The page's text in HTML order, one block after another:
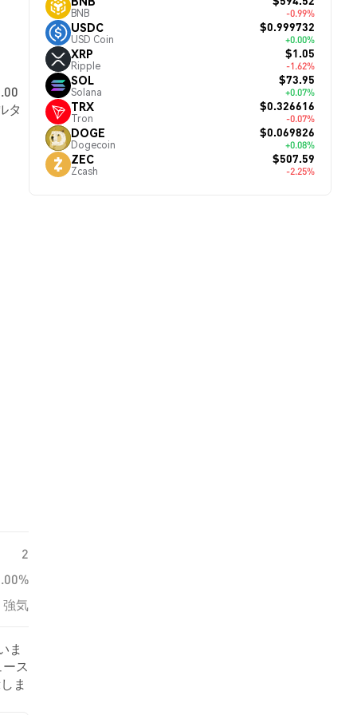
タ
2
強気
ま
ス
ま
BNB -0.99%
USDC
USD Coin
$0.999732
+0.00%
XRP
Ripple
$1.05
-1.62%
SOL
Solana
$73.95
+0.07%
TRX
Tron
$0.326616
-0.07%
DOGE
Dogecoin
$0.069826
+0.08%
ZEC
Zcash
$507.59
-2.25%